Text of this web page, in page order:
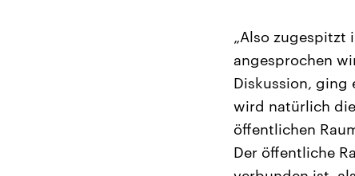
„Also zugespitzt
angesprochen
Diskussion, ging
wird natürlich
öffentlichen
Der öffentliche